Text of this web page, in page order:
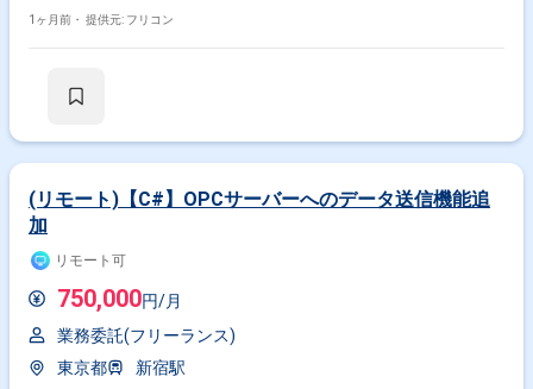
1ヶ月前・ 提供元: フリコン
(リモート)【C#】OPCサーバーへのデータ送信機能追
加
リモート可
750,000円/月
業務委託(フリーランス)
東京都
新宿駅